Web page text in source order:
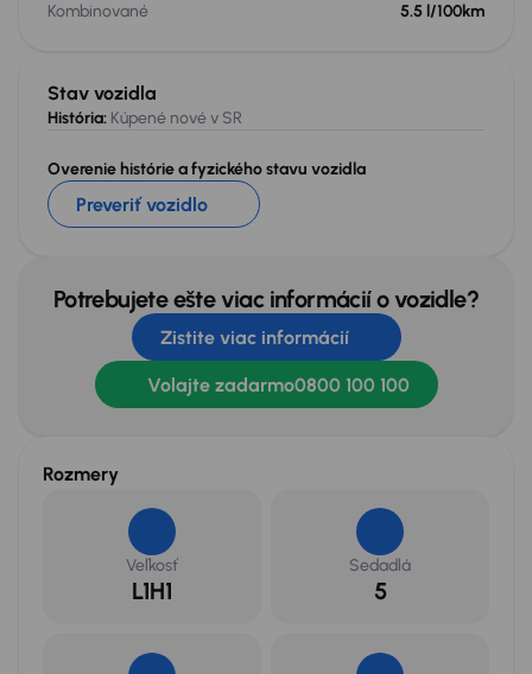
Stav vozidla
História: Kúpené nové v SR
Overenie histórie a fyzického stavu vozidla
Preveriť vozidlo
Kombinované 5.5 l/100km
Potrebujete ešte viac informácií o vozidle?
Zistite viac informácií
Volajte zadarmo0800 100 100
Rozmery
Veľkosť
L1H1
Sedadlá
5